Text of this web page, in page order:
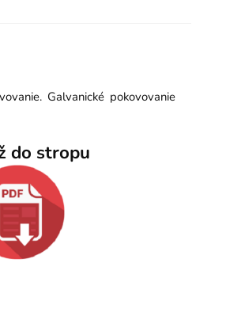
Galvanické pokovovanie
do stropu